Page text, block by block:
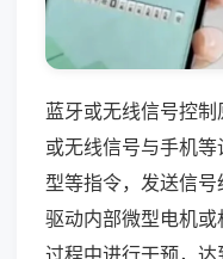
蓝牙或无线信号控
或无线信号与手机
型等指令，发送信
驱动内部微型电机
过程中进行干预，达